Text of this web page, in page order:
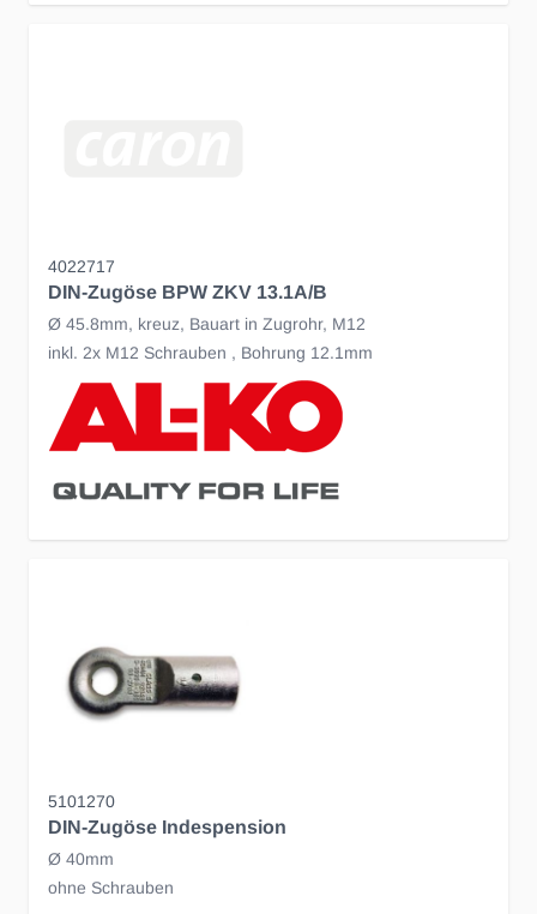
4022717
DIN-Zugöse BPW ZKV 13.1A/B
Ø 45.8mm, kreuz, Bauart in Zugrohr, M12
inkl. 2x M12 Schrauben , Bohrung 12.1mm
5101270
DIN-Zugöse Indespension
Ø 40mm
ohne Schrauben